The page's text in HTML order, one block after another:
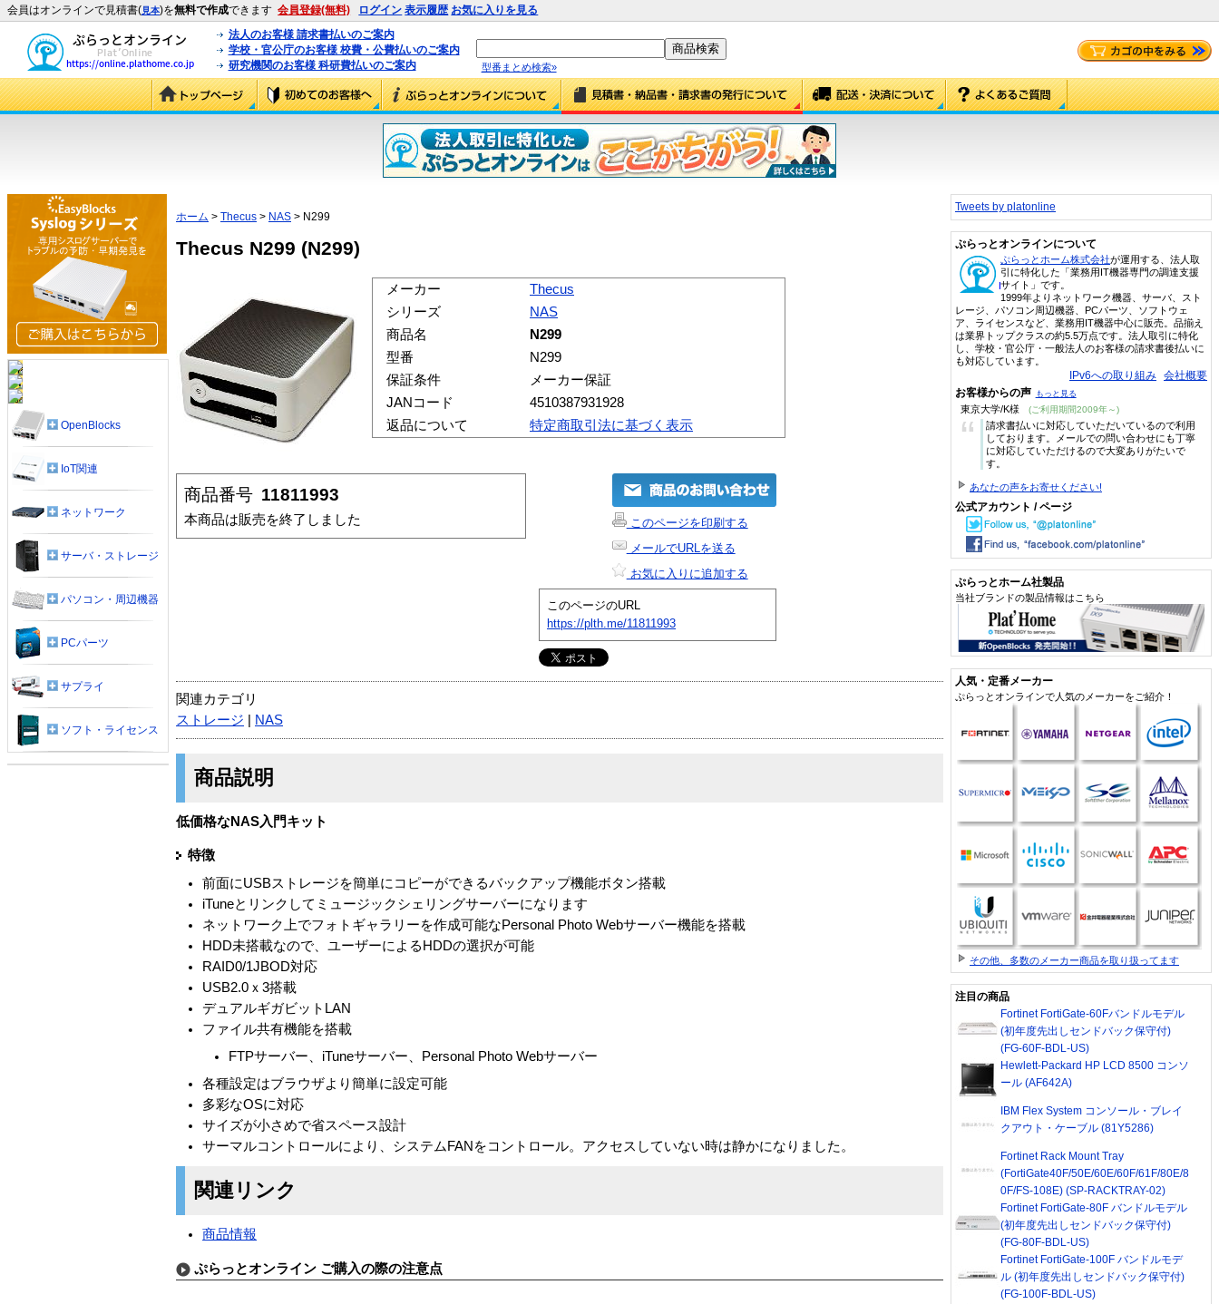
会員はオンラインで見積書(見本)を無料で作成できます 会員登録(無料) ログイン 表示履歴 お気に入りを見る
法人のお客様 請求書払いのご案内
学校・官公庁のお客様 校費・公費払いのご案内
研究機関のお客様 科研費払いのご案内
型番まとめ検索»
ホーム > Thecus > NAS > N299
Thecus N299 (N299)
メーカー
Thecus
シリーズ
NAS
商品名
N299
型番
N299
保証条件
メーカー保証
JANコード
4510387931928
返品について
特定商取引法に基づく表示
商品番号 11811993
本商品は販売を終了しました
このページを印刷する
メールでURLを送る
お気に入りに追加する
このページのURL
https://plth.me/11811993
関連カテゴリ
ストレージ
NAS
商品説明
低価格なNAS入門キット
特徴
前面にUSBストレージを簡単にコピーができるバックアップ機能ボタン搭載
iTuneとリンクしてミュージックシェリングサーバーになります
ネットワーク上でフォトギャラリーを作成可能なPersonal Photo Webサーバー機能を搭載
HDD未搭載なので、ユーザーによるHDDの選択が可能
RAID0/1JBOD対応
USB2.0ｘ3搭載
デュアルギガビットLAN
ファイル共有機能を搭載
FTPサーバー、iTuneサーバー、Personal Photo Webサーバー
各種設定はブラウザより簡単に設定可能
多彩なOSに対応
サイズが小さめで省スペース設計
サーマルコントロールにより、システムFANをコントロール。アクセスしていない時は静かになりました。
関連リンク
商品情報
ぷらっとオンライン ご購入の際の注意点
OpenBlocks
IoT関連
ネットワーク
サーバ・ストレージ
パソコン・周辺機器
PCパーツ
サプライ
ソフト・ライセンス
Tweets by platonline
ぷらっとオンラインについて
ぷらっとホーム株式会社が運用する、法人取
引に特化した「業務用IT機器専門の調達支援
サイト」です。
1999年よりネットワーク機器、サーバ、スト
レージ、パソコン周辺機器、PCパーツ、ソフトウェ
ア、ライセンスなど、業務用IT機器中心に販売。品揃え
は業界トップクラスの約5.5万点です。法人取引に特化
し、学校・官公庁・一般法人のお客様の請求書後払いに
も対応しています。
IPv6への取り組み 会社概要
お客様からの声 もっと見る
東京大学/K様 (ご利用期間2009年～)
“
請求書払いに対応していただいているので利用
しております。メールでの問い合わせにも丁寧
に対応していただけるので大変ありがたいで
す。
あなたの声をお寄せください!
公式アカウント / ページ
ぷらっとホーム社製品
当社ブランドの製品情報はこちら
人気・定番メーカー
ぷらっとオンラインで人気のメーカーをご紹介！
その他、多数のメーカー商品を取り扱ってます
注目の商品
Fortinet FortiGate-60Fバンドルモデル
(初年度先出しセンドバック保守付)
(FG-60F-BDL-US)
Hewlett-Packard HP LCD 8500 コンソ
ール (AF642A)
IBM Flex System コンソール・ブレイ
クアウト・ケーブル (81Y5286)
Fortinet Rack Mount Tray
(FortiGate40F/50E/60E/60F/61F/80E/8
0F/FS-108E) (SP-RACKTRAY-02)
Fortinet FortiGate-80F バンドルモデル
(初年度先出しセンドバック保守付)
(FG-80F-BDL-US)
Fortinet FortiGate-100F バンドルモデ
ル (初年度先出しセンドバック保守付)
(FG-100F-BDL-US)